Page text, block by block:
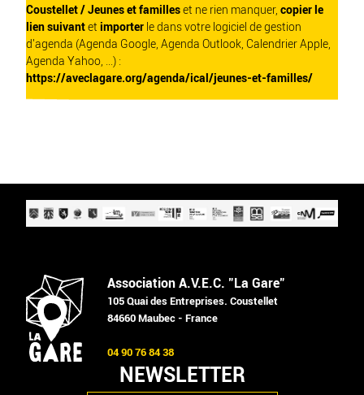
Coustellet / Jeunes et familleset ne rien manquer, copier le
lien suivantet importer le dans votre logiciel de gestion
d'agenda (Agenda Google, Agenda Outlook, Calendrier Apple,
Agenda Yahoo, ...) :
https://aveclagare.org/agenda/ical/jeunes-et-familles/
Association A.V.E.C. "La Gare"
105 Quai des Entreprises. Coustellet
84660 Maubec - France
04 90 76 84 38
NEWSLETTER